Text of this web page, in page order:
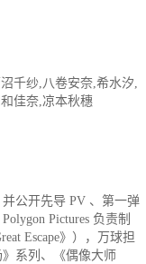
千纱,八卷安奈,希水汐,
佳奈,凉本秋穗
公开先导 PV 、第一弹
Pictures 负责制
Escape》），万球担
系列、《偶像大师